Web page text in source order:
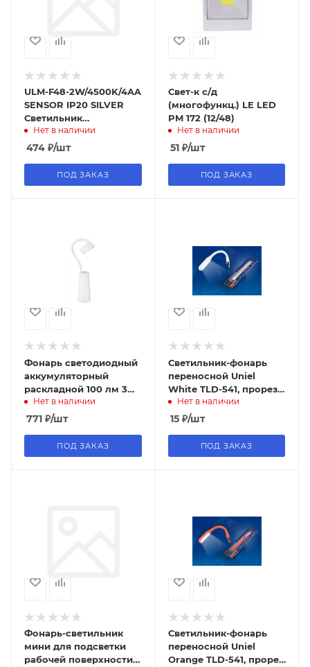
ULM-F48-2W/4500K/4AA
SENSOR IP20 SILVER
Светильник
светодиодный для
мебели с датчиком
Нет в наличии
474 ₽/шт
ПОД ЗАКАЗ
Свет-к с/д
(многофункц.) LE LED
PM 172 (12/48)
Нет в наличии
51₽/шт
ПОД ЗАКАЗ
Фонарь светодиодный
аккумуляторный
раскладной 100 лм 3
ССТ 2700/4000/6500
диммируемый на
Нет в наличии
771 ₽/шт
ПОД ЗАКАЗ
Светильник-фонарь
переносной Uniel
White TLD-541, прорез.
корпус, 6 LED, питание
от USB, цвет-белый
Нет в наличии
15₽/шт
ПОД ЗАКАЗ
Фонарь-светильник
мини для подсветки
рабочей поверхности
Светильник-фонарь
переносной Uniel
Orange TLD-541, прорез.